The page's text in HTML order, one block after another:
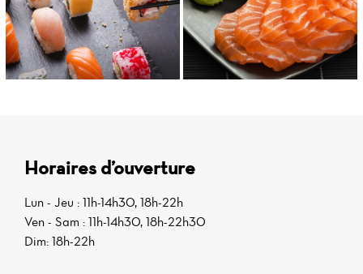
Horaires d’ouverture
Lun - Jeu : 11h-14h30, 18h-22h
Ven - Sam : 11h-14h30, 18h-22h30
Dim: 18h-22h